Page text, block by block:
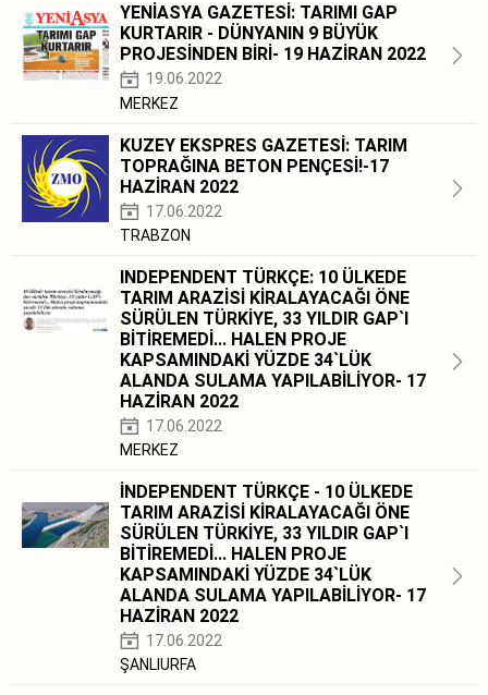
YENİASYA GAZETESİ: TARIMI GAP
KURTARIR - DÜNYANIN 9 BÜYÜK
PROJESİNDEN BİRİ- 19 HAZİRAN 2022
19.06.2022
MERKEZ
KUZEY EKSPRES GAZETESİ: TARIM
TOPRAĞINA BETON PENÇESİ!-17
HAZİRAN 2022
17.06.2022
TRABZON
INDEPENDENT TÜRKÇE: 10 ÜLKEDE
TARIM ARAZİSİ KİRALAYACAĞI ÖNE
SÜRÜLEN TÜRKİYE, 33 YILDIR GAP`I
BİTİREMEDİ... HALEN PROJE
KAPSAMINDAKİ YÜZDE 34`LÜK
ALANDA SULAMA YAPILABİLİYOR- 17
HAZİRAN 2022
17.06.2022
MERKEZ
İNDEPENDENT TÜRKÇE - 10 ÜLKEDE
TARIM ARAZİSİ KİRALAYACAĞI ÖNE
SÜRÜLEN TÜRKİYE, 33 YILDIR GAP`I
BİTİREMEDİ... HALEN PROJE
KAPSAMINDAKİ YÜZDE 34`LÜK
ALANDA SULAMA YAPILABİLİYOR- 17
HAZİRAN 2022
17.06.2022
ŞANLIURFA